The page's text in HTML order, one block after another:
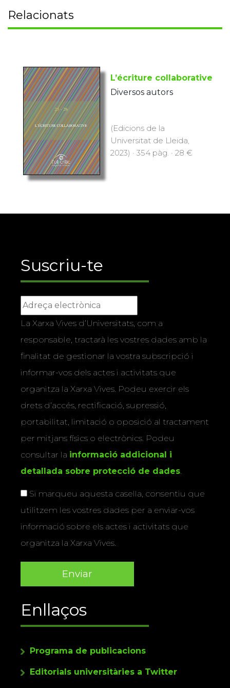
Relacionats
L’écriture collaborative
Diversos autors
(Edicions de la
Universitat de Lleida,
2023) · 354 pàg. · 28 €
Suscriu-te
La Xarxa Vives d’Universitats, com a
responsable, tractarà les vostres dades amb la
finalitat de gestionar la vostra subscripció i
informar-vos dels actes i activitats que
organitza la Xarxa Vives. Podeu exercir els
drets d’accés, rectificació, supressió,
portabilitat, limitació o oposició al tractament
per mitjans físics o electrònics. Podeu
consultar la informació addicional i
detallada sobre protecció de dades.
Si marqueu aquesta casella, consentiu que
utilitzem les vostres dades per a enviar-vos
informació sobre els actes i activitats que
organitza la Xarxa Vives.
Enllaços
Programa de publicacions
Editorials universitàries a Twitter